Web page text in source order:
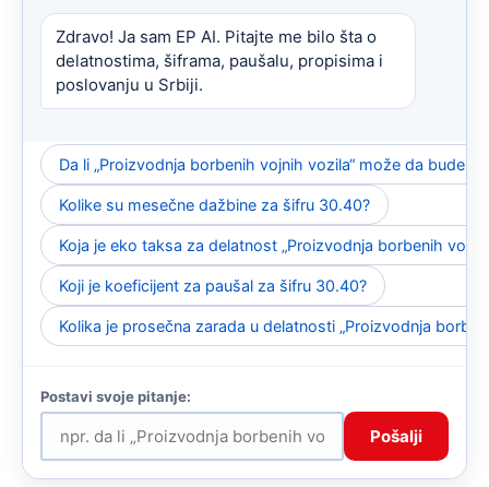
Zdravo! Ja sam EP AI. Pitajte me bilo šta o
delatnostima, šiframa, paušalu, propisima i
poslovanju u Srbiji.
Da li „Proizvodnja borbenih vojnih vozila“ može da bude
Kolike su mesečne dažbine za šifru 30.40?
Koja je eko taksa za delatnost „Proizvodnja borbenih
Koji je koeficijent za paušal za šifru 30.40?
Kolika je prosečna zarada u delatnosti „Proizvodnja
Pošalji